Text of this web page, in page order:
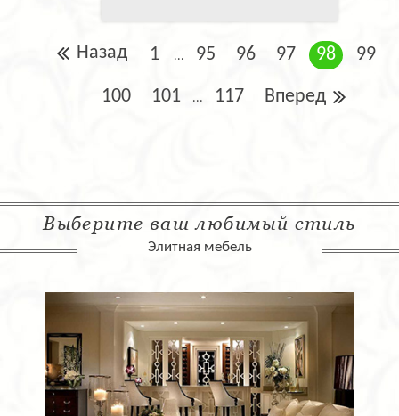
Назад 1 ... 95 96 97 98 99
100 101 ... 117 Вперед
Выберите ваш любимый стиль
Элитная мебель